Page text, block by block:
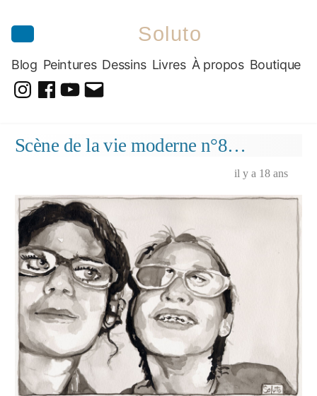
Soluto
Blog Peintures Dessins Livres À propos Boutique
Dessins
Scène de la vie moderne n°8…
il y a 18 ans